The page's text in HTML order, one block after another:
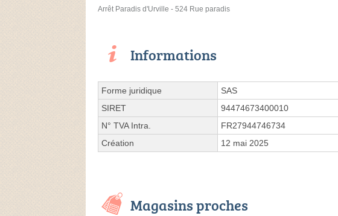
Arrêt Paradis d'Urville - 524 Rue paradis
Informations
Forme juridique
SAS
SIRET
94474673400010
N° TVA Intra.
FR27944746734
Création
12 mai 2025
Magasins proches